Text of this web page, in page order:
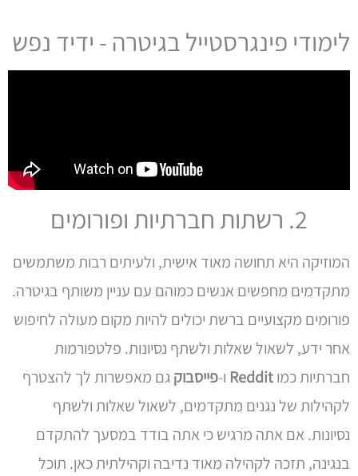
לימודי פינגרסטייל בגיטרה - ידיד נפש
2. רשתות חברתיות ופורומים
המוזיקה היא תחושה מאוד אישית, ולעיתים רבות משתמשים
מתקדמים מחפשים אנשים כמוהם עם עניין משותף בגיטרה.
פורומים מקצועיים ברשת יכולים להיות מקום מעולה לחיפוש
אחר ידע, לשאול שאלות ולשתף נסיונות. פלטפורמות
חברתיות כמוReddit ו-פייסבוקגם מאפשרות לך להצטרף
לקהילות של נגנים מתקדמים, לשאול שאלות ולשתף
נסיונות. אם אתה מרגיש כי אתה בודד במסעך להתקדם
בנגינה, תזכה לקהילה מאוד נדיבה וקהילתית כאן. תוכל